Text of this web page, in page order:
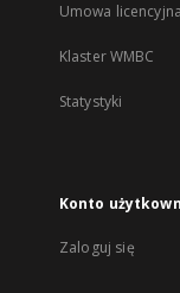
Umowa
Klaster WMBC
Statystyki
Konto
Zaloguj się